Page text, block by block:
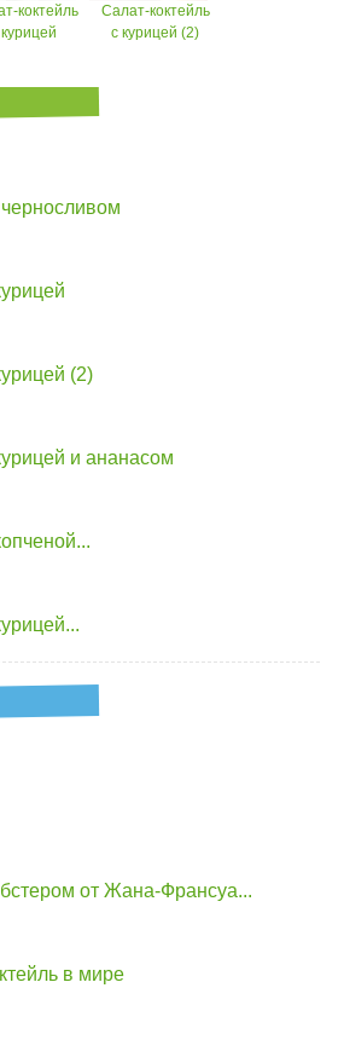
коктейль
Салат-коктейль
с курицей (2)
(2)
и ананасом
от Жана-Франсуа...
в мире